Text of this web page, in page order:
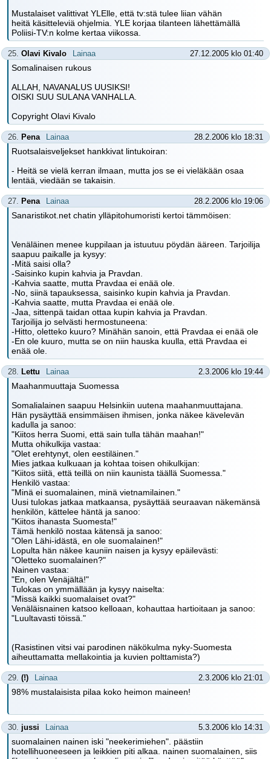
Mustalaiset valittivat YLElle, että tv:stä tulee liian vähän
heitä käsitteleviä ohjelmia. YLE korjaa tilanteen lähettämällä
Poliisi-TV:n kolme kertaa viikossa.
25. Olavi Kivalo Lainaa 27.12.2005 klo 01:40
Somalinaisen rukous
ALLAH, NAVANALUS UUSIKSI!
OISKI SUU SULANA VANHALLA.
Copyright Olavi Kivalo
26. Pena Lainaa 28.2.2006 klo 18:31
Ruotsalaisveljekset hankkivat lintukoiran:
- Heitä se vielä kerran ilmaan, mutta jos se ei vieläkään osaa
lentää, viedään se takaisin.
27. Pena Lainaa 28.2.2006 klo 19:06
Sanaristikot.net chatin ylläpitohumoristi kertoi tämmöisen:
Venäläinen menee kuppilaan ja istuutuu pöydän ääreen. Tarjoilija
saapuu paikalle ja kysyy:
-Mitä saisi olla?
-Saisinko kupin kahvia ja Pravdan.
-Kahvia saatte, mutta Pravdaa ei enää ole.
-No, siinä tapauksessa, saisinko kupin kahvia ja Pravdan.
-Kahvia saatte, mutta Pravdaa ei enää ole.
-Jaa, sittenpä taidan ottaa kupin kahvia ja Pravdan.
Tarjoilija jo selvästi hermostuneena:
-Hitto, oletteko kuuro? Minähän sanoin, että Pravdaa ei enää ole
-En ole kuuro, mutta se on niin hauska kuulla, että Pravdaa ei
enää ole.
28. Lettu Lainaa 2.3.2006 klo 19:44
Maahanmuuttaja Suomessa
Somalialainen saapuu Helsinkiin uutena maahanmuuttajana.
Hän pysäyttää ensimmäisen ihmisen, jonka näkee kävelevän
kadulla ja sanoo:
"Kiitos herra Suomi, että sain tulla tähän maahan!"
Mutta ohikulkija vastaa:
"Olet erehtynyt, olen eestiläinen."
Mies jatkaa kulkuaan ja kohtaa toisen ohikulkijan:
"Kiitos siitä, että teillä on niin kaunista täällä Suomessa."
Henkilö vastaa:
"Minä ei suomalainen, minä vietnamilainen."
Uusi tulokas jatkaa matkaansa, pysäyttää seuraavan näkemänsä
henkilön, kättelee häntä ja sanoo:
"Kiitos ihanasta Suomesta!"
Tämä henkilö nostaa kätensä ja sanoo:
"Olen Lähi-idästä, en ole suomalainen!"
Lopulta hän näkee kauniin naisen ja kysyy epäilevästi:
"Oletteko suomalainen?"
Nainen vastaa:
"En, olen Venäjältä!"
Tulokas on ymmällään ja kysyy naiselta:
"Missä kaikki suomalaiset ovat?"
Venäläisnainen katsoo kelloaan, kohauttaa hartioitaan ja sanoo:
"Luultavasti töissä."
(Rasistinen vitsi vai parodinen näkökulma nyky-Suomesta
aiheuttamatta mellakointia ja kuvien polttamista?)
29. (!) Lainaa 2.3.2006 klo 21:01
98% mustalaisista pilaa koko heimon maineen!
30. jussi Lainaa 5.3.2006 klo 14:31
suomalainen nainen iski "neekerimiehen". päästiin
hotellihuoneeseen ja leikkien piti alkaa. nainen suomalainen, siis